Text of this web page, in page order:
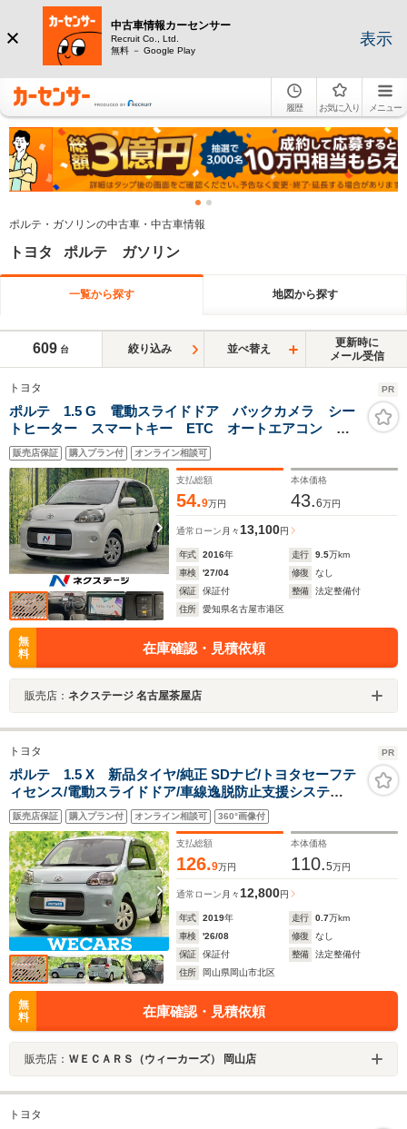
中古車情報カーセンサー
Recruit Co., Ltd.
無料 － Google Play
表示
履歴 お気に入り メニュー
ポルテ・ガソリンの中古車・中古車情報
トヨタ ポルテ ガソリン
一覧から探す 地図から探す
609 台 絞り込み 並べ替え
更新時に
メール受信
トヨタ PR
ポルテ 1.5 G 電動スライドドア バックカメラ シー
トヒーター スマートキー ETC オートエアコン
CD DVD再生
販売店保証 購入プラン付 オンライン相談可
支払総額
54.9万円
本体価格
43.6万円
通常ローン 月々13,100円
年式 2016年 走行 9.5万km
車検
'27/04 修復
なし
保証
保証付 整備
法定整備付
住所
愛知県名古屋市港区
無
料
在庫確認・見積依頼
販売店： ネクステージ 名古屋茶屋店
トヨタ PR
ポルテ 1.5 X 新品タイヤ/純正 SDナビ/トヨタセーフテ
ィセンス/電動スライドドア/車線逸脱防止支援システ
ム/Bluetooth接続/EBD付ABS/アイドリングストップ/バ
ックモニター/ワンセグTV
販売店保証 購入プラン付 オンライン相談可 360°画像付
支払総額
126.9万円
本体価格
110.5万円
通常ローン 月々12,800円
年式 2019年 走行 0.7万km
車検
'26/08 修復
なし
保証
保証付 整備
法定整備付
住所
岡山県岡山市北区
無
料
在庫確認・見積依頼
販売店： ＷＥＣＡＲＳ（ウィーカーズ） 岡山店
トヨタ